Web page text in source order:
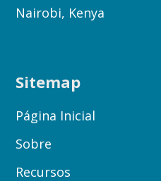
Nairobi, Kenya
Sitemap
Página Inicial
Sobre
Recursos